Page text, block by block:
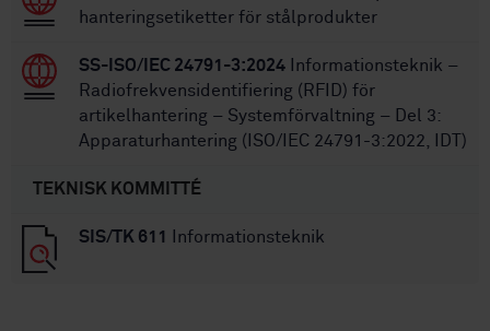
hanteringsetiketter för stålprodukter
SS-ISO/IEC 24791-3:2024 Informationsteknik –
Radiofrekvensidentifiering (RFID) för
artikelhantering – Systemförvaltning – Del 3:
Apparaturhantering (ISO/IEC 24791-3:2022, IDT)
TEKNISK KOMMITTÉ
SIS/TK 611 Informationsteknik